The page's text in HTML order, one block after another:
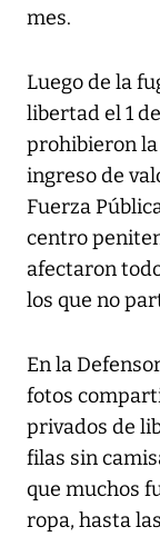
mes.
Luego de la
libertad el 1
prohibieron
ingreso de
Fuerza
centro
afectaron
los que no
En la
fotos
privados de
filas sin
que muchos
ropa, hasta